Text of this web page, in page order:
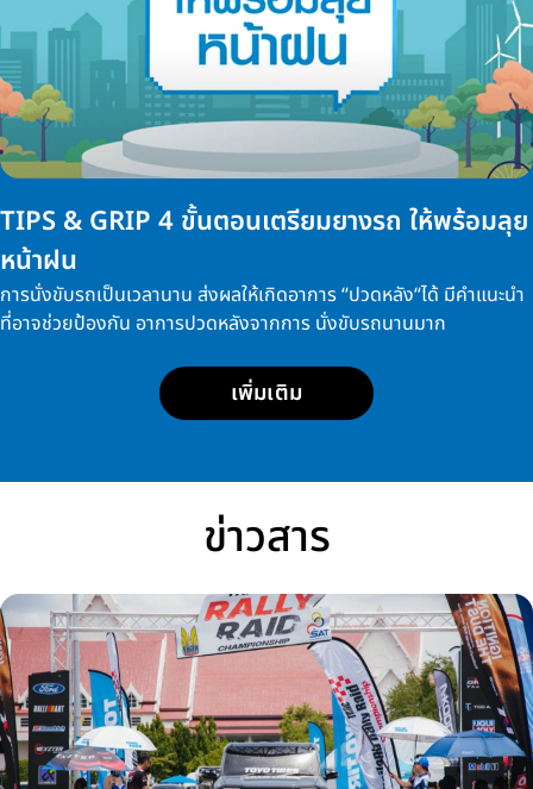
TIPS & GRIP 4 ขั้นตอนเตรียมยางรถ ให้พร้อมลุย
หน้าฝน
การนั่งขับรถเป็นเวลานาน ส่งผลให้เกิดอาการ “ปวดหลัง“ได้ มีคำแนะนำ
ที่อาจช่วยป้องกัน อาการปวดหลังจากการ นั่งขับรถนานมาก
เพิ่มเติม
ข่าวสาร